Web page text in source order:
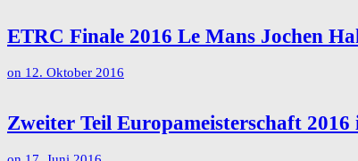
ETRC Finale 2016 Le Mans Jochen
on 12. Oktober 2016
Zweiter Teil Europameisterschaft